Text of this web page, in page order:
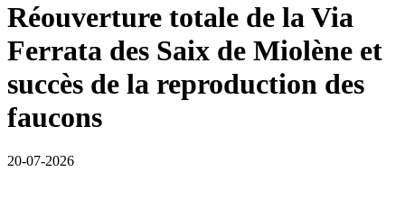
Réouverture totale de la Via
Ferrata des Saix de Miolène et
succès de la reproduction des
faucons
20-07-2026